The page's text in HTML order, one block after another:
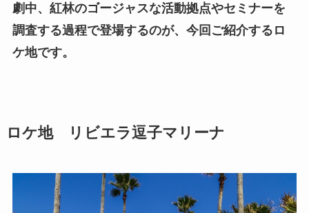
劇中、紅林のゴージャスな活動拠点やセミナーを
調査する過程で登場するのが、今回ご紹介するロ
ケ地です。
ロケ地 リビエラ逗子マリーナ